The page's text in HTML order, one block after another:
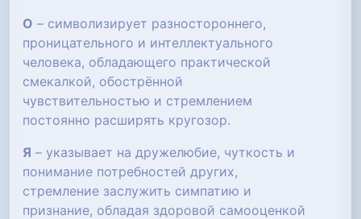
О – символизирует разностороннего,
проницательного и интеллектуального
человека, обладающего практической
смекалкой, обострённой
чувствительностью и стремлением
постоянно расширять кругозор.
Я – указывает на дружелюбие, чуткость и
понимание потребностей других,
стремление заслужить симпатию и
признание, обладая здоровой самооценкой